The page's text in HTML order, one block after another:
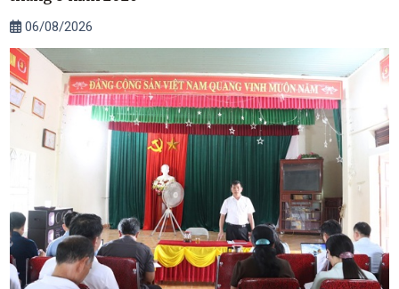
06/08/2026